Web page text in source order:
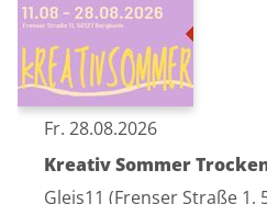
Fr. 28.08.2026
Kreativ Sommer
Gleis11 (Frenser Straße 1,